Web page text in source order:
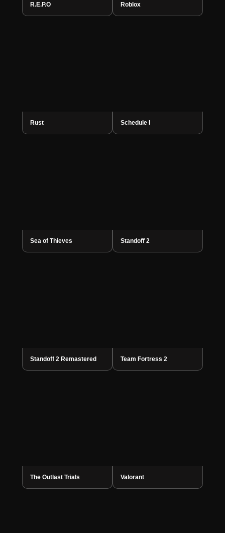
R.E.P.O Roblox
Rust Schedule I
Sea of Thieves Standoff 2
Standoff 2 Remastered Team Fortress 2
The Outlast Trials Valorant